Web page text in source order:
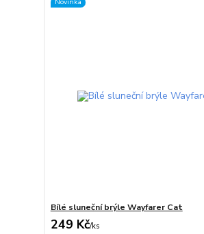
Bílé sluneční brýle Wayfarer Cat
249 Kč/ks